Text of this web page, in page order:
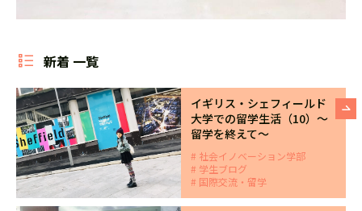
新着 一覧
イギリス・シェフィールド
大学での留学生活（10）～
留学を終えて～
社会イノベーション学部
学生ブログ
国際交流・留学